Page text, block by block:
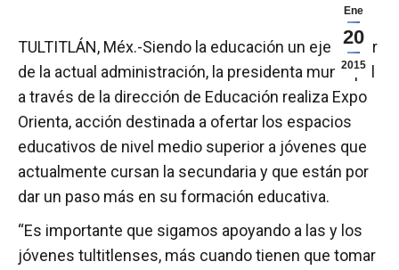
Ene
20
2015
TULTITLÁN, Méx.-Siendo la educación un eje rector
de la actual administración, la presidenta municipal
a través de la dirección de Educación realiza Expo
Orienta, acción destinada a ofertar los espacios
educativos de nivel medio superior a jóvenes que
actualmente cursan la secundaria y que están por
dar un paso más en su formación educativa.
“Es importante que sigamos apoyando a las y los
jóvenes tultitlenses, más cuando tienen que tomar